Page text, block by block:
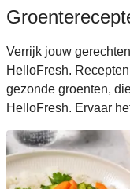
Verrijk jouw
HelloFresh.
gezonde groenten,
HelloFresh. Ervaar